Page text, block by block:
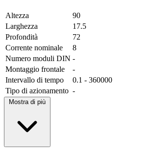
Altezza
90
Larghezza
17.5
Profondità
72
Corrente nominale
8
Numero moduli DIN -
Montaggio frontale
-
Intervallo di tempo
0.1 - 360000
Tipo di azionamento -
Mostra di più